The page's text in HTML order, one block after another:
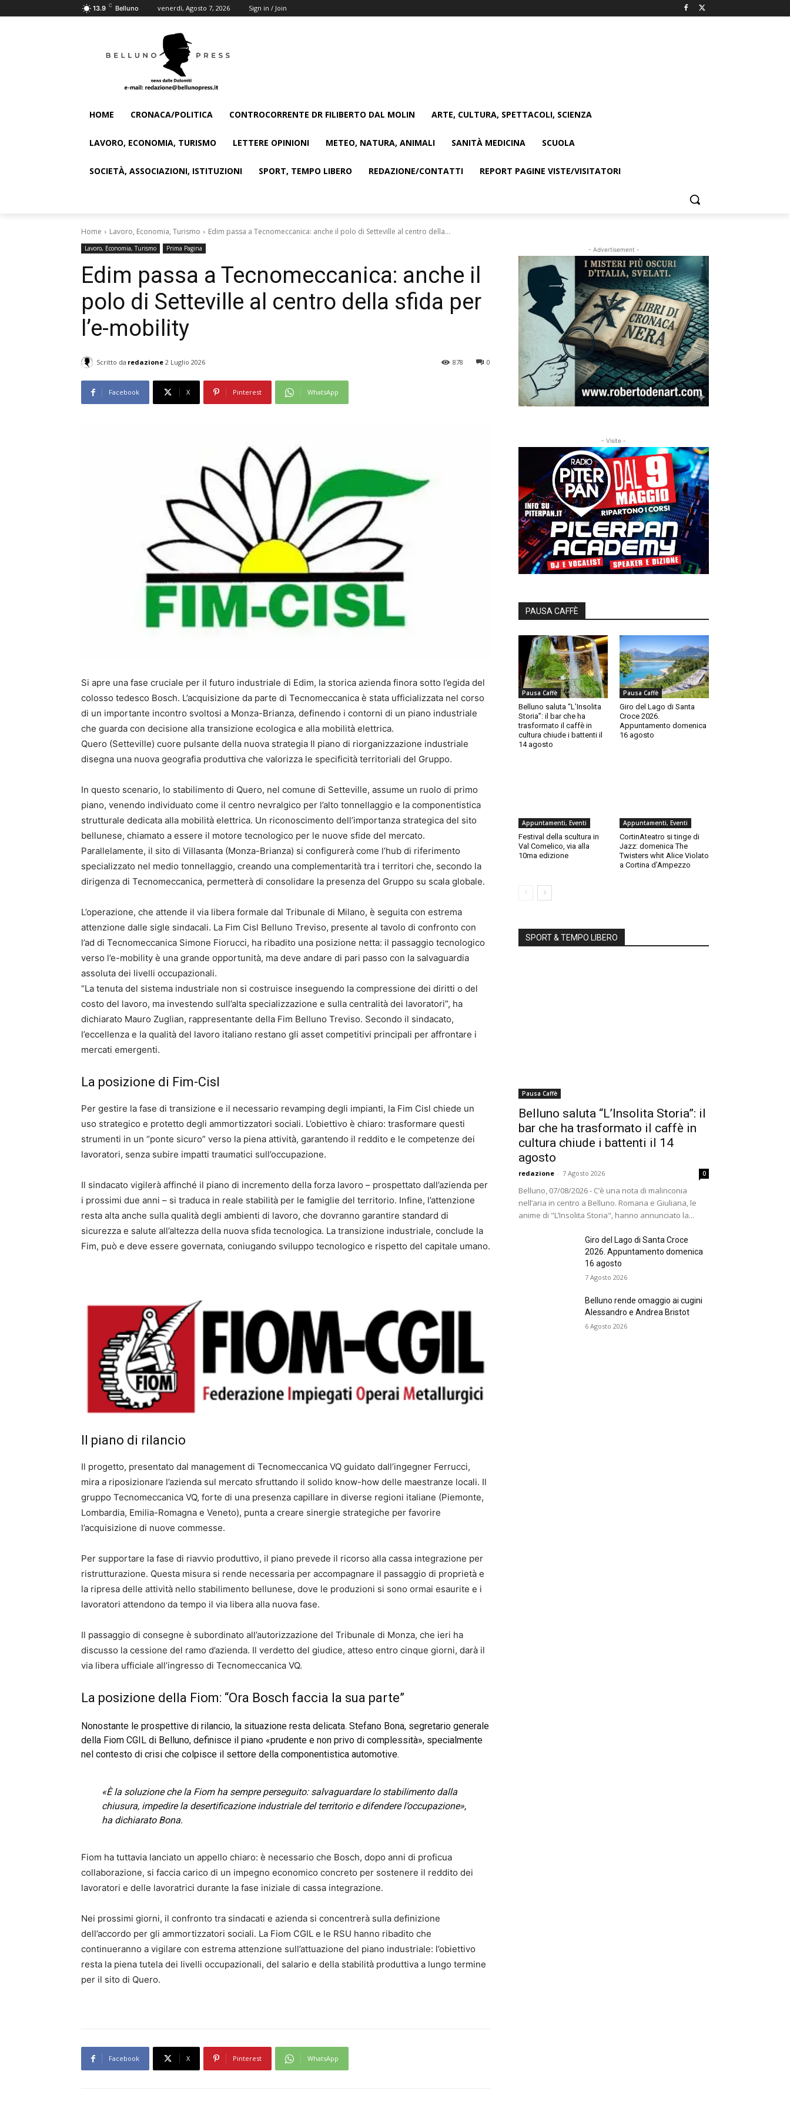
13.9 C Belluno venerdì, Agosto 7, 2026 Sign in / Join
HOME CRONACA/POLITICA CONTROCORRENTE DR FILIBERTO DAL MOLIN ARTE, CULTURA, SPETTACOLI, SCIENZA
LAVORO, ECONOMIA, TURISMO LETTERE OPINIONI METEO, NATURA, ANIMALI SANITÀ MEDICINA SCUOLA
SOCIETÀ, ASSOCIAZIONI, ISTITUZIONI SPORT, TEMPO LIBERO REDAZIONE/CONTATTI REPORT PAGINE VISTE/VISITATORI
Home Lavoro, Economia, Turismo Edim passa a Tecnomeccanica: anche il polo di Setteville al centro della...
Lavoro, Economia, Turismo Prima Pagina
Edim passa a Tecnomeccanica: anche il
polo di Setteville al centro della sfida per
l’e-mobility
Scritto da redazione 2 Luglio 2026 0
878
Facebook X Pinterest WhatsApp
Si apre una fase cruciale per il futuro industriale di Edim, la storica azienda finora sotto l’egida del
colosso tedesco Bosch. L’acquisizione da parte di Tecnomeccanica è stata ufficializzata nel corso
di un importante incontro svoltosi a Monza-Brianza, definendo i contorni di un piano industriale
che guarda con decisione alla transizione ecologica e alla mobilità elettrica.
Quero (Setteville) cuore pulsante della nuova strategia Il piano di riorganizzazione industriale
disegna una nuova geografia produttiva che valorizza le specificità territoriali del Gruppo.
In questo scenario, lo stabilimento di Quero, nel comune di Setteville, assume un ruolo di primo
piano, venendo individuato come il centro nevralgico per l’alto tonnellaggio e la componentistica
strutturale dedicata alla mobilità elettrica. Un riconoscimento dell’importanza strategica del sito
bellunese, chiamato a essere il motore tecnologico per le nuove sfide del mercato.
Parallelamente, il sito di Villasanta (Monza-Brianza) si configurerà come l’hub di riferimento
specializzato nel medio tonnellaggio, creando una complementarità tra i territori che, secondo la
dirigenza di Tecnomeccanica, permetterà di consolidare la presenza del Gruppo su scala globale.
L’operazione, che attende il via libera formale dal Tribunale di Milano, è seguita con estrema
attenzione dalle sigle sindacali. La Fim Cisl Belluno Treviso, presente al tavolo di confronto con
l’ad di Tecnomeccanica Simone Fiorucci, ha ribadito una posizione netta: il passaggio tecnologico
verso l’e-mobility è una grande opportunità, ma deve andare di pari passo con la salvaguardia
assoluta dei livelli occupazionali.
“La tenuta del sistema industriale non si costruisce inseguendo la compressione dei diritti o del
costo del lavoro, ma investendo sull’alta specializzazione e sulla centralità dei lavoratori”, ha
dichiarato Mauro Zuglian, rappresentante della Fim Belluno Treviso. Secondo il sindacato,
l’eccellenza e la qualità del lavoro italiano restano gli asset competitivi principali per affrontare i
mercati emergenti.
La posizione di Fim-Cisl
Per gestire la fase di transizione e il necessario revamping degli impianti, la Fim Cisl chiede un
uso strategico e protetto degli ammortizzatori sociali. L’obiettivo è chiaro: trasformare questi
strumenti in un “ponte sicuro” verso la piena attività, garantendo il reddito e le competenze dei
lavoratori, senza subire impatti traumatici sull’occupazione.
Il sindacato vigilerà affinché il piano di incremento della forza lavoro – prospettato dall’azienda per
i prossimi due anni – si traduca in reale stabilità per le famiglie del territorio. Infine, l’attenzione
resta alta anche sulla qualità degli ambienti di lavoro, che dovranno garantire standard di
sicurezza e salute all’altezza della nuova sfida tecnologica. La transizione industriale, conclude la
Fim, può e deve essere governata, coniugando sviluppo tecnologico e rispetto del capitale umano.
Il piano di rilancio
Il progetto, presentato dal management di Tecnomeccanica VQ guidato dall’ingegner Ferrucci,
mira a riposizionare l’azienda sul mercato sfruttando il solido know-how delle maestranze locali. Il
gruppo Tecnomeccanica VQ, forte di una presenza capillare in diverse regioni italiane (Piemonte,
Lombardia, Emilia-Romagna e Veneto), punta a creare sinergie strategiche per favorire
l’acquisizione di nuove commesse.
Per supportare la fase di riavvio produttivo, il piano prevede il ricorso alla cassa integrazione per
ristrutturazione. Questa misura si rende necessaria per accompagnare il passaggio di proprietà e
la ripresa delle attività nello stabilimento bellunese, dove le produzioni si sono ormai esaurite e i
lavoratori attendono da tempo il via libera alla nuova fase.
Il passaggio di consegne è subordinato all’autorizzazione del Tribunale di Monza, che ieri ha
discusso la cessione del ramo d’azienda. Il verdetto del giudice, atteso entro cinque giorni, darà il
via libera ufficiale all’ingresso di Tecnomeccanica VQ.
La posizione della Fiom: “Ora Bosch faccia la sua parte”
Nonostante le prospettive di rilancio, la situazione resta delicata. Stefano Bona, segretario generale
della Fiom CGIL di Belluno, definisce il piano «prudente e non privo di complessità», specialmente
nel contesto di crisi che colpisce il settore della componentistica automotive.
«È la soluzione che la Fiom ha sempre perseguito: salvaguardare lo stabilimento dalla
chiusura, impedire la desertificazione industriale del territorio e difendere l’occupazione»,
ha dichiarato Bona.
Fiom ha tuttavia lanciato un appello chiaro: è necessario che Bosch, dopo anni di proficua
collaborazione, si faccia carico di un impegno economico concreto per sostenere il reddito dei
lavoratori e delle lavoratrici durante la fase iniziale di cassa integrazione.
Nei prossimi giorni, il confronto tra sindacati e azienda si concentrerà sulla definizione
dell’accordo per gli ammortizzatori sociali. La Fiom CGIL e le RSU hanno ribadito che
continueranno a vigilare con estrema attenzione sull’attuazione del piano industriale: l’obiettivo
resta la piena tutela dei livelli occupazionali, del salario e della stabilità produttiva a lungo termine
per il sito di Quero.
Facebook X Pinterest WhatsApp
- Advertisement -
- Visite -
PAUSA CAFFÈ
Pausa Caffè
Belluno saluta “L’Insolita
Storia”: il bar che ha
trasformato il caffè in
cultura chiude i battenti il
14 agosto
Pausa Caffè
Giro del Lago di Santa
Croce 2026.
Appuntamento domenica
16 agosto
Appuntamenti, Eventi
Festival della scultura in
Val Comelico, via alla
10ma edizione
Appuntamenti, Eventi
CortinAteatro si tinge di
Jazz: domenica The
Twisters whit Alice Violato
a Cortina d’Ampezzo
SPORT & TEMPO LIBERO
Pausa Caffè
Belluno saluta “L’Insolita Storia”: il
bar che ha trasformato il caffè in
cultura chiude i battenti il 14
agosto
redazione - 7 Agosto 2026 0
Belluno, 07/08/2026 - C’è una nota di malinconia
nell’aria in centro a Belluno. Romana e Giuliana, le
anime di "L’Insolita Storia", hanno annunciato la...
Giro del Lago di Santa Croce
2026. Appuntamento domenica
16 agosto
7 Agosto 2026
Belluno rende omaggio ai cugini
Alessandro e Andrea Bristot
6 Agosto 2026